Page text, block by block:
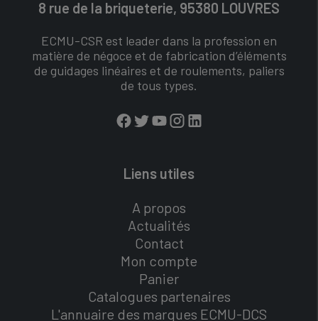
8 rue de la briqueterie, 95380 LOUVRES
ECMU-CSR est leader dans la profession en
matière de négoce et de fabrication d’éléments
de guidages linéaires et de roulements, paliers
de tous types.
Liens utiles
A propos
Actualités
Contact
Mon compte
Panier
Catalogues partenaires
L'annuaire des marques ECMU-DCS